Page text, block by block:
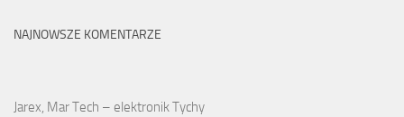
NAJNOWSZE KOMENTARZE
Jarex, Mar Tech – elektronik Tychy